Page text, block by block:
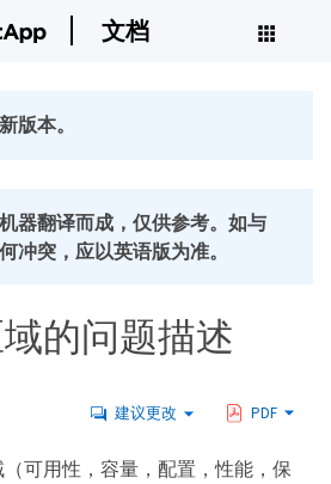
文档
版本。
器翻译而成，仅供参考。如与
冲突，应以英语版为准。
的问题描述
建议更改 PDF
可用性，容量，配置，性能，保